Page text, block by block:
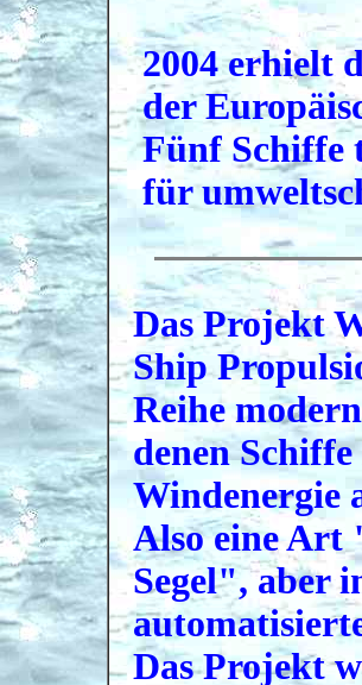
2004 erhielt
der
Fünf Schiffe
für
Das Projekt
Ship
Reihe
denen
Windenergie
Also eine Art
Segel", aber
Das Projekt